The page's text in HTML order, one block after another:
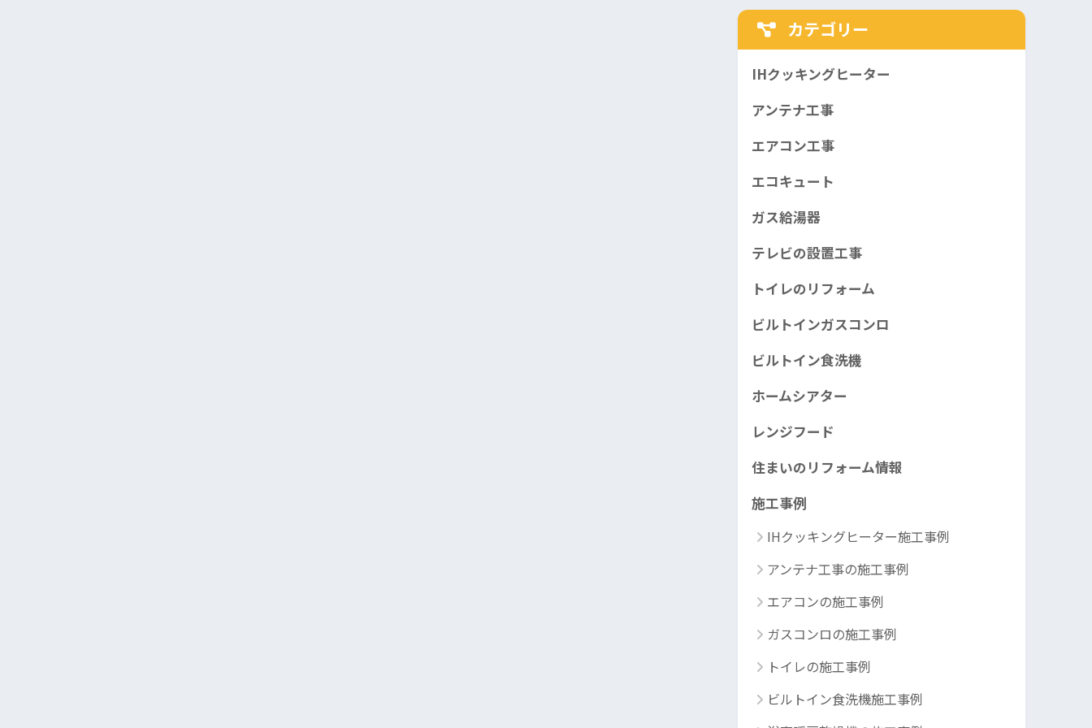
カテゴリー
IHクッキングヒーター
アンテナ工事
エアコン工事
エコキュート
ガス給湯器
テレビの設置工事
トイレのリフォーム
ビルトインガスコンロ
ビルトイン食洗機
ホームシアター
レンジフード
住まいのリフォーム情報
施工事例
IHクッキングヒーター施工事例
アンテナ工事の施工事例
エアコンの施工事例
ガスコンロの施工事例
トイレの施工事例
ビルトイン食洗機施工事例